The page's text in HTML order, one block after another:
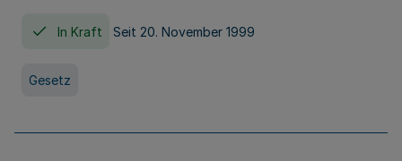
In Kraft Seit 20. November 1999
Gesetz